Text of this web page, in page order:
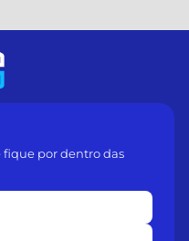
fique por dentro das